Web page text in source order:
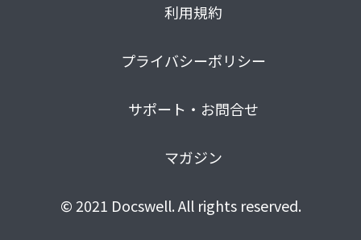
利用規約
プライバシーポリシー
サポート・お問合せ
マガジン
© 2021 Docswell. All rights reserved.